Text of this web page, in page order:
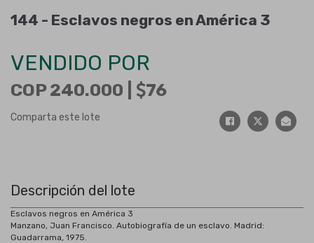
144 - Esclavos negros en América 3
VENDIDO POR
COP 240.000 | 76
Comparta este lote
Descripción del lote
Esclavos negros en América 3
Manzano, Juan Francisco. Autobiografía de un esclavo. Madrid:
Guadarrama, 1975.